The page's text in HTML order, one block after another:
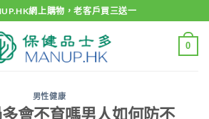
網上購物，老客戶買三送一
0
男性健康
會不育嗎男人如何防不